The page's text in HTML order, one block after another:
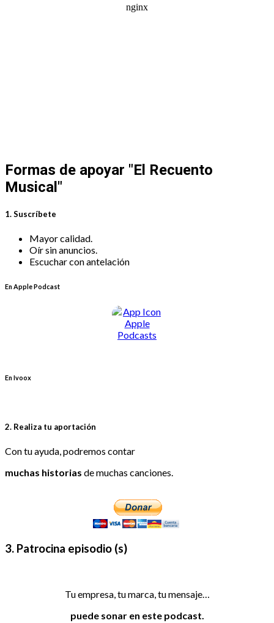
Formas de apoyar "El Recuento
Musical"
1. Suscríbete
Mayor calidad.
Oír sin anuncios.
Escuchar con antelación
En Apple Podcast
En Ivoox
2. Realiza tu aportación
Con tu ayuda, podremos contar
muchas historias de muchas canciones.
3. Patrocina episodio (s)
Tu empresa, tu marca, tu mensaje…
puede sonar en este podcast.